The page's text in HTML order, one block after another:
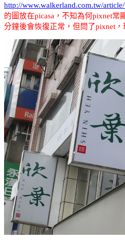
http://www.walkerland.com.tw/
的圖放在picasa，不知為何pixnet常
分鐘後會恢復正常，但問了pixnet，